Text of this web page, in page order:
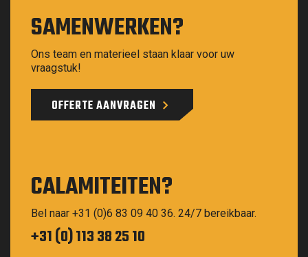
SAMENWERKEN?
Ons team en materieel staan klaar voor uw
vraagstuk!
OFFERTE AANVRAGEN
CALAMITEITEN?
Bel naar +31 (0)6 83 09 40 36. 24/7 bereikbaar.
+31 (0) 113 38 25 10